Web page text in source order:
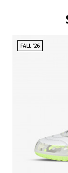
FALL '26